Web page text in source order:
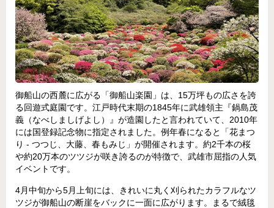
御船山の西麓に広がる「御船山楽園」は、15万坪もの広さを誇
る回遊式庭園です。江戸時代末期の1845年に武雄領主『鍋島茂
義（なべしましげよし）』が造園したと言われていて、2010年
には国登録記念物に指定されました。例年春になると「花まつ
り - つつじ、大藤、春もみじ」が開催されます。約2千本の桜
や約20万本のツツジが咲き誇るのが特徴で、武雄市屈指の人気
イベントです。
4月中旬から5月上旬には、きれいに丸く刈られたカラフルなツ
ツジが御船山の断崖をバックに一面に広がります。まるで絨毯